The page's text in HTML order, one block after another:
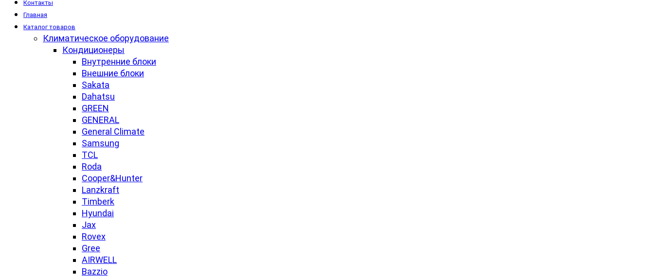
Контакты
Главная
Каталог товаров
Климатическое оборудование
Кондиционеры
Внутренние блоки
Внешние блоки
Sakata
Dahatsu
GREEN
GENERAL
General Climate
Samsung
TCL
Roda
Cooper&Hunter
Lanzkraft
Timberk
Hyundai
Jax
Rovex
Gree
AIRWELL
Bazzio